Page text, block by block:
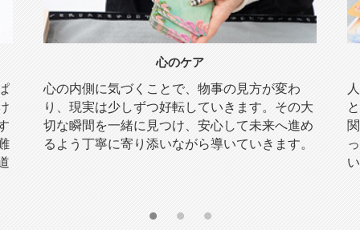
心のケア
心の内側に気づくことで、物事の見方が変わ
り、現実は少しずつ好転していきます。その大
切な瞬間を一緒に見つけ、安心して未来へ進め
るよう丁寧に寄り添いながら導いていきます。